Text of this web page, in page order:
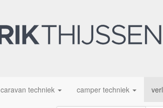
caravan techniek camper techniek